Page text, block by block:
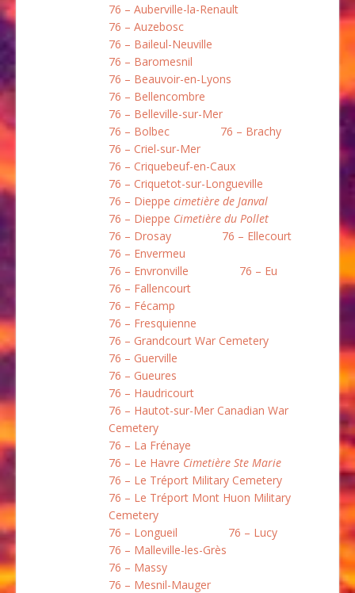
76 – Auberville-la-Renault
76 – Auzebosc
76 – Baileul-Neuville
76 – Baromesnil
76 – Beauvoir-en-Lyons
76 – Bellencombre
76 – Belleville-sur-Mer
76 – Bolbec
76 – Brachy
76 – Criel-sur-Mer
76 – Criquebeuf-en-Caux
76 – Criquetot-sur-Longueville
76 – Dieppe cimetière de Janval
76 – Dieppe Cimetière du Pollet
76 – Drosay
76 – Ellecourt
76 – Envermeu
76 – Envronville
76 – Eu
76 – Fallencourt
76 – Fécamp
76 – Fresquienne
76 – Grandcourt War Cemetery
76 – Guerville
76 – Gueures
76 – Haudricourt
76 – Hautot-sur-Mer Canadian War
Cemetery
76 – La Frénaye
76 – Le Havre Cimetière Ste Marie
76 – Le Tréport Military Cemetery
76 – Le Tréport Mont Huon Military
Cemetery
76 – Longueil
76 – Lucy
76 – Malleville-les-Grès
76 – Massy
76 – Mesnil-Mauger